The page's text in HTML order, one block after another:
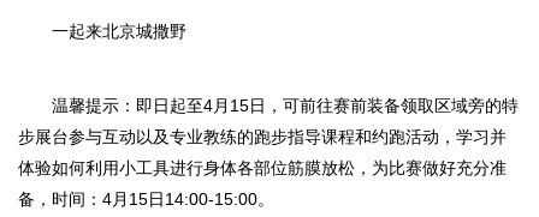
一起来北京城撒野
温馨提示：即日起至4月15日，可前往赛前装备领取区域旁的特
步展台参与互动以及专业教练的跑步指导课程和约跑活动，学习并
体验如何利用小工具进行身体各部位筋膜放松，为比赛做好充分准
备，时间：4月15日14:00-15:00。